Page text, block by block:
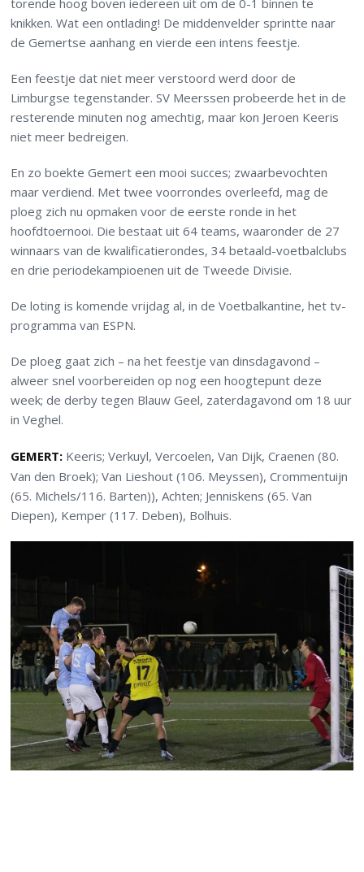
torende hoog boven iedereen uit om de 0-1 binnen te
knikken. Wat een ontlading! De middenvelder sprintte naar
de Gemertse aanhang en vierde een intens feestje.
Een feestje dat niet meer verstoord werd door de
Limburgse tegenstander. SV Meerssen probeerde het in de
resterende minuten nog amechtig, maar kon Jeroen Keeris
niet meer bedreigen.
En zo boekte Gemert een mooi succes; zwaarbevochten
maar verdiend. Met twee voorrondes overleefd, mag de
ploeg zich nu opmaken voor de eerste ronde in het
hoofdtoernooi. Die bestaat uit 64 teams, waaronder de 27
winnaars van de kwalificatierondes, 34 betaald-voetbalclubs
en drie periodekampioenen uit de Tweede Divisie.
De loting is komende vrijdag al, in de Voetbalkantine, het tv-
programma van ESPN.
De ploeg gaat zich – na het feestje van dinsdagavond –
alweer snel voorbereiden op nog een hoogtepunt deze
week; de derby tegen Blauw Geel, zaterdagavond om 18 uur
in Veghel.
GEMERT: Keeris; Verkuyl, Vercoelen, Van Dijk, Craenen (80.
Van den Broek); Van Lieshout (106. Meyssen), Crommentuijn
(65. Michels/116. Barten)), Achten; Jenniskens (65. Van
Diepen), Kemper (117. Deben), Bolhuis.